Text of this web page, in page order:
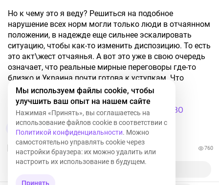
Но к чему это я веду? Решиться на подобное
нарушение всех норм могли только люди в отчаянном
положении, в надежде еще сильнее эскалировать
ситуацию, чтобы как-то изменить диспозицию. То есть
это акт\жест отчаянья. А вот это уже в свою очередь
означает, что реальные мирные переговоры где-то
близко и Украина почти готова к уступкам. Что
думаете по этому поводу?
#бородаинвестора #терроризм #танкеры #СВО
760
Мы используем файлы cookie, чтобы
улучшить ваш опыт на нашем сайте
Нажимая «Принять», вы соглашаетесь на
использование файлов cookie в соответствии с
Политикой конфиденциальности. Можно
самостоятельно управлять cookie через
настройки браузера: их можно удалить или
настроить их использование в будущем.
Принять